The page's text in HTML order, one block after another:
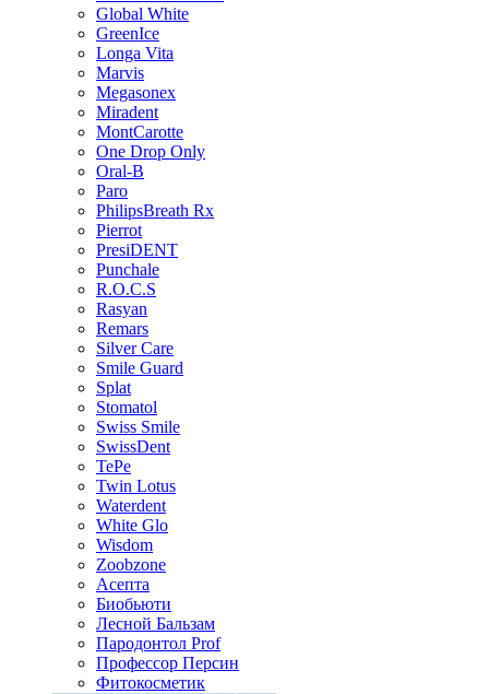
Global White
GreenIce
Longa Vita
Marvis
Megasonex
Miradent
MontCarotte
One Drop Only
Oral-B
Paro
PhilipsBreath Rx
Pierrot
PresiDENT
Punchale
R.O.C.S
Rasyan
Remars
Silver Care
Smile Guard
Splat
Stomatol
Swiss Smile
SwissDent
TePe
Twin Lotus
Waterdent
White Glo
Wisdom
Zoobzone
Асепта
Биобьюти
Лесной Бальзам
Пародонтол Prof
Профессор Персин
Фитокосметик